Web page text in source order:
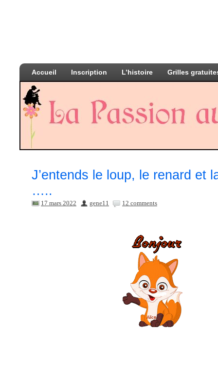
Accueil Inscription L’histoire Grilles
J’entends le loup, le renard et
…..
17 mars 2022 gene11 12 comments